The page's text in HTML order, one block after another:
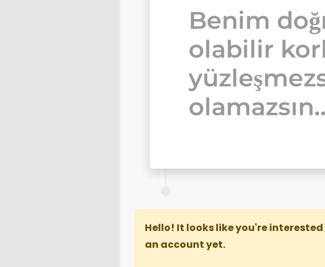
Benim
olabilir
Hello! It looks like you're
an account yet.